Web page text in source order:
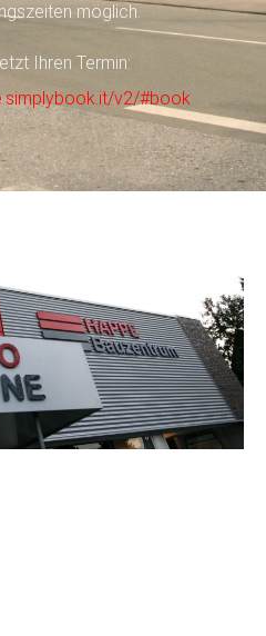
möglich.
Ihren Termin:
v2/#book